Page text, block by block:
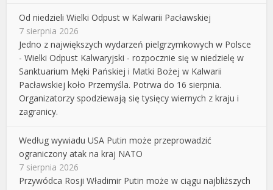
Od niedzieli Wielki Odpust w Kalwarii Pacławskiej
7 sierpnia 2026
Jedno z największych wydarzeń pielgrzymkowych w Polsce
- Wielki Odpust Kalwaryjski - rozpocznie się w niedzielę w
Sanktuarium Męki Pańskiej i Matki Bożej w Kalwarii
Pacławskiej koło Przemyśla. Potrwa do 16 sierpnia.
Organizatorzy spodziewają się tysięcy wiernych z kraju i
zagranicy.
Według wywiadu USA Putin może przeprowadzić
ograniczony atak na kraj NATO
7 sierpnia 2026
Przywódca Rosji Władimir Putin może w ciągu najbliższych